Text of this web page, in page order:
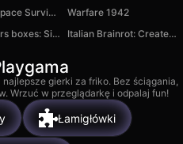
Deorbit - Space Survivors
Warfare 1942
Bubble Stars boxes: Sirius & Najia Italian Brainrot: Create Your Monster!
gierki za friko. Bez ściągania,
Wrzuć w przeglądarkę i odpalaj fun!
Łamigłówki